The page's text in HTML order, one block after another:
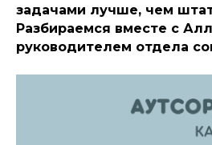
задачами лучше, чем
Разбираемся вместе с
руководителем отдела